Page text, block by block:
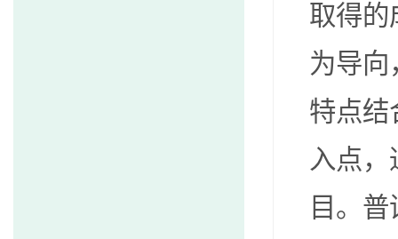
取得的
为导向
特点结
入点，
目。